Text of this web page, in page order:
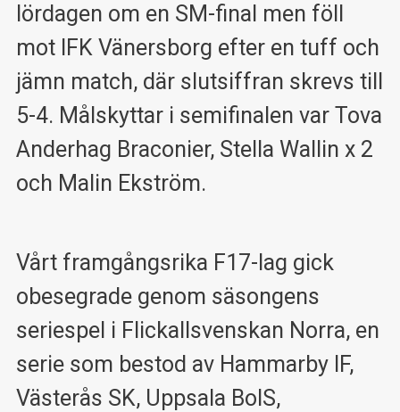
lördagen om en SM-final men föll
mot IFK Vänersborg efter en tuff och
jämn match, där slutsiffran skrevs till
5-4. Målskyttar i semifinalen var Tova
Anderhag Braconier, Stella Wallin x 2
och Malin Ekström.
Vårt framgångsrika F17-lag gick
obesegrade genom säsongens
seriespel i Flickallsvenskan Norra, en
serie som bestod av Hammarby IF,
Västerås SK, Uppsala BoIS,